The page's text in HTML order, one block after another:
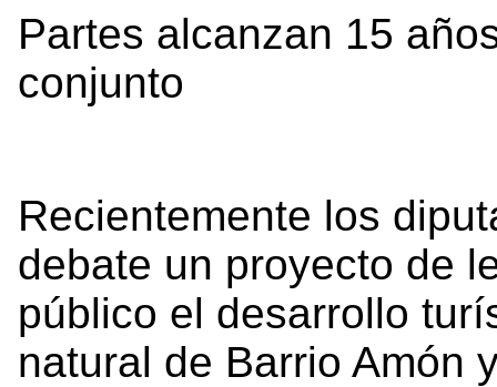
Partes alcanzan 15
conjunto
Recientemente los
debate un proyecto de
público el desarrollo
natural de Barrio Amón